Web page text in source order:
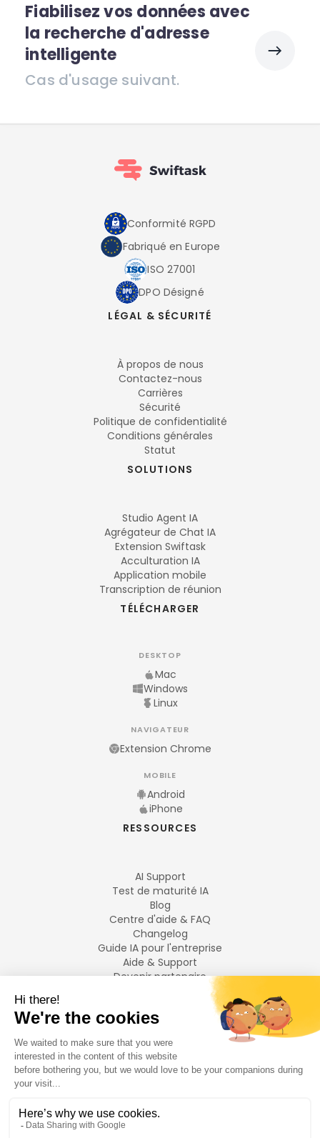
Fiabilisez vos données avec
la recherche d'adresse
intelligente
Cas d'usage suivant.
Conformité RGPD
Fabriqué en Europe
ISO 27001
DPO Désigné
LÉGAL & SÉCURITÉ
À propos de nous
Contactez-nous
Carrières
Sécurité
Politique de confidentialité
Conditions générales
Statut
SOLUTIONS
Studio Agent IA
Agrégateur de Chat IA
Extension Swiftask
Acculturation IA
Application mobile
Transcription de réunion
TÉLÉCHARGER
DESKTOP
Mac
Windows
Linux
NAVIGATEUR
Extension Chrome
MOBILE
Android
iPhone
RESSOURCES
AI Support
Test de maturité IA
Blog
Centre d'aide & FAQ
Changelog
Guide IA pour l'entreprise
Aide & Support
Devenir partenaire
LANGUES
Français
English